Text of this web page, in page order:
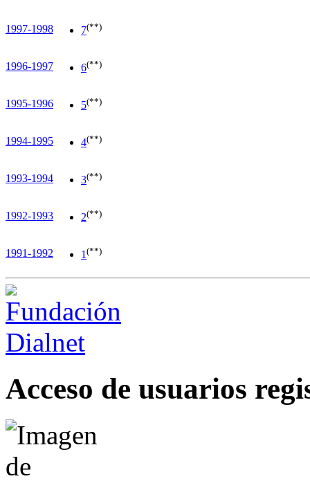
1997-1998 7(**)
1996-1997 6(**)
1995-1996 5(**)
1994-1995 4(**)
1993-1994 3(**)
1992-1993 2(**)
1991-1992 1 (**)
Acceso de usuarios